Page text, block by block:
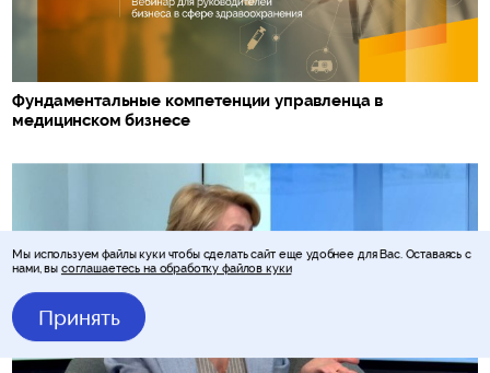
Фундаментальные компетенции управленца в
медицинском бизнесе
Мы используем файлы куки чтобы сделать сайт еще удобнее для Вас. Оставаясь с
нами, вы соглашаетесь на обработку файлов куки
Принять